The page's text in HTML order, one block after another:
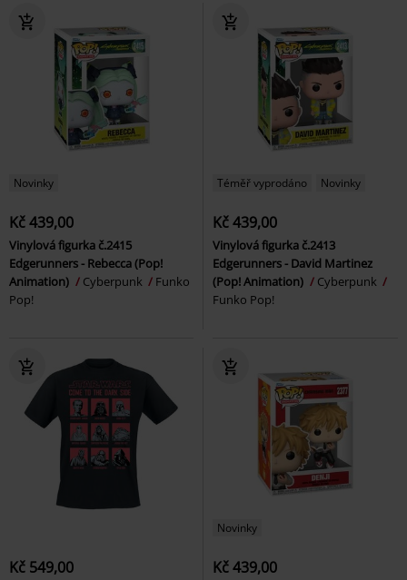
Novinky
Kč 439,00
Vinylová figurka č.2415
Edgerunners - Rebecca (Pop!
Animation)
Cyberpunk
Funko
Pop!
Téměř vyprodáno Novinky
Kč 439,00
Vinylová figurka č.2413
Edgerunners - David Martinez
(Pop! Animation)
Cyberpunk
Funko Pop!
Kč 549,00
Novinky
Kč 439,00